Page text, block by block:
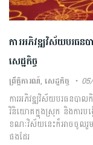
ការ​អភិវឌ្ឍ​វិស័យ​បរធ
សេដ្ឋកិច្ច​
ព្រឹត្តិការណ៍,សេដ្ឋកិច្ច
ការ​អភិវឌ្ឍ​វិស័យ​បរធន​បាល
វិនិយោគ​ក្នុង​ស្រុក​ និង​ការ​បង្
ខណៈ​វិស័យ​នេះ​ក៏​អាច​ចូលរួម​ប្
ផងដែរ